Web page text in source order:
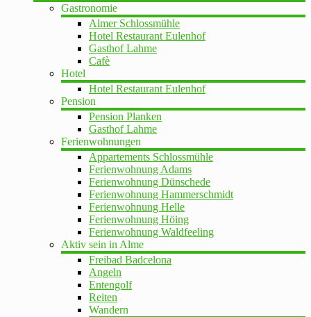
Gastronomie
Almer Schlossmühle
Hotel Restaurant Eulenhof
Gasthof Lahme
Cafè
Hotel
Hotel Restaurant Eulenhof
Pension
Pension Planken
Gasthof Lahme
Ferienwohnungen
Appartements Schlossmühle
Ferienwohnung Adams
Ferienwohnung Dünschede
Ferienwohnung Hammerschmidt
Ferienwohnung Helle
Ferienwohnung Höing
Ferienwohnung Waldfeeling
Aktiv sein in Alme
Freibad Badcelona
Angeln
Entengolf
Reiten
Wandern